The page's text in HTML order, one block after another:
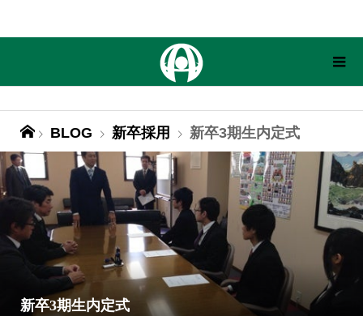
BLOG 新卒採用 新卒3期生内定式
新卒3期生内定式